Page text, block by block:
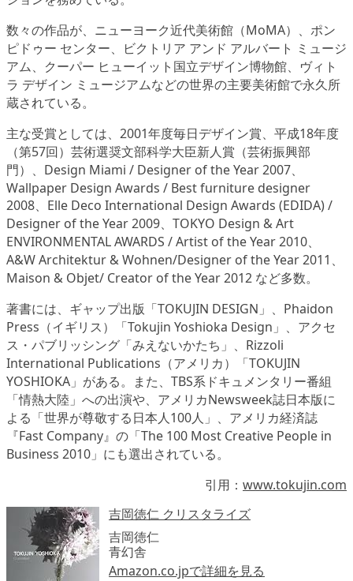
数々の作品が、ニューヨーク近代美術館（MoMA）、ポン
ピドゥー センター、ビクトリア アンド アルバート ミュージ
アム、クーパー ヒューイット国立デザイン博物館、ヴィト
ラ デザイン ミュージアムなどの世界の主要美術館で永久所
蔵されている。
主な受賞としては、2001年度毎日デザイン賞、平成18年度
（第57回）芸術選奨文部科学大臣新人賞（芸術振興部
門）、Design Miami / Designer of the Year 2007、
Wallpaper Design Awards / Best furniture designer
2008、Elle Deco International Design Awards (EDIDA) /
Designer of the Year 2009、TOKYO Design & Art
ENVIRONMENTAL AWARDS / Artist of the Year 2010、
A&W Architektur & Wohnen/Designer of the Year 2011、
Maison & Objet/ Creator of the Year 2012 など多数。
著書には、ギャップ出版「TOKUJIN DESIGN」、Phaidon
Press（イギリス）「Tokujin Yoshioka Design」、アクセ
ス・パブリッシング「みえないかたち」、Rizzoli
International Publications（アメリカ）「TOKUJIN
YOSHIOKA」がある。また、TBS系ドキュメンタリー番組
「情熱大陸」への出演や、アメリカNewsweek誌日本版に
よる「世界が尊敬する日本人100人」、アメリカ経済誌
『Fast Company』の「The 100 Most Creative People in
Business 2010」にも選出されている。
引用： www.tokujin.com
吉岡徳仁 クリスタライズ
吉岡徳仁
青幻舎
Amazon.co.jpで詳細を見る